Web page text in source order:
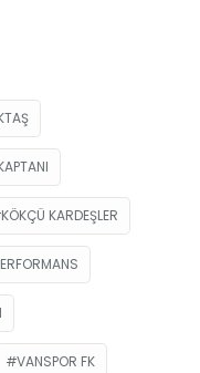
KÖKÇÜ KARDEŞLER
VANSPOR FK